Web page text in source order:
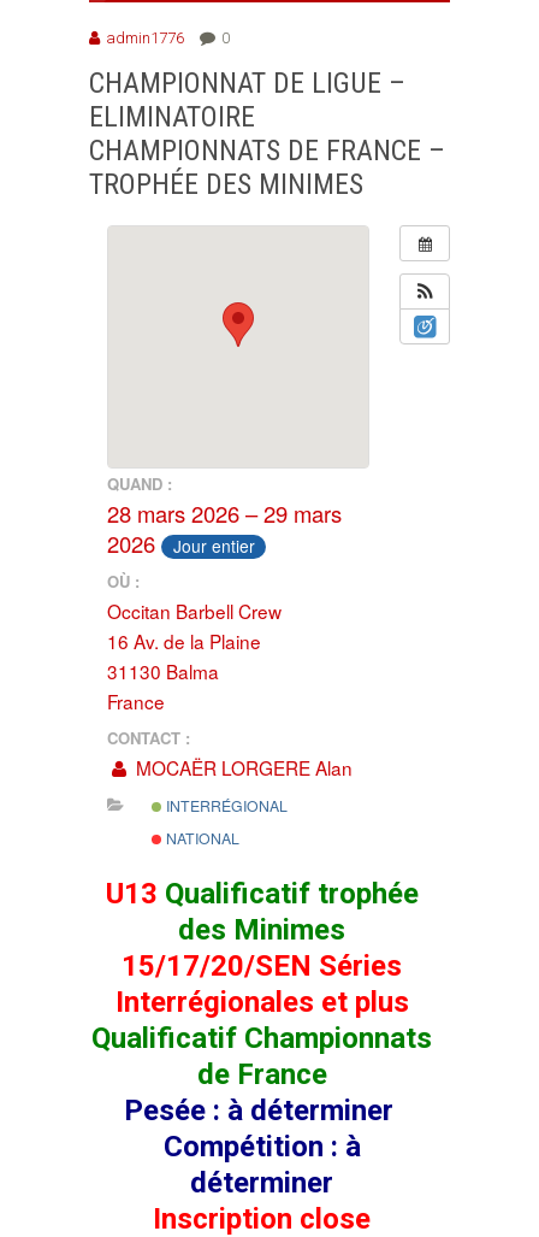
admin1776 0
CHAMPIONNAT DE LIGUE –
ELIMINATOIRE
CHAMPIONNATS DE FRANCE –
TROPHÉE DES MINIMES
QUAND :
28 mars 2026 – 29 mars
2026
Jour entier
OÙ :
Occitan Barbell Crew
16 Av. de la Plaine
31130 Balma
France
CONTACT :
MOCAËR LORGERE Alan
INTERRÉGIONAL
NATIONAL
U13 Qualificatif trophée
des Minimes
15/17/20/SEN Séries
Interrégionales et plus
Qualificatif Championnats
de France
Pesée : à déterminer
Compétition : à
déterminer
Inscription close